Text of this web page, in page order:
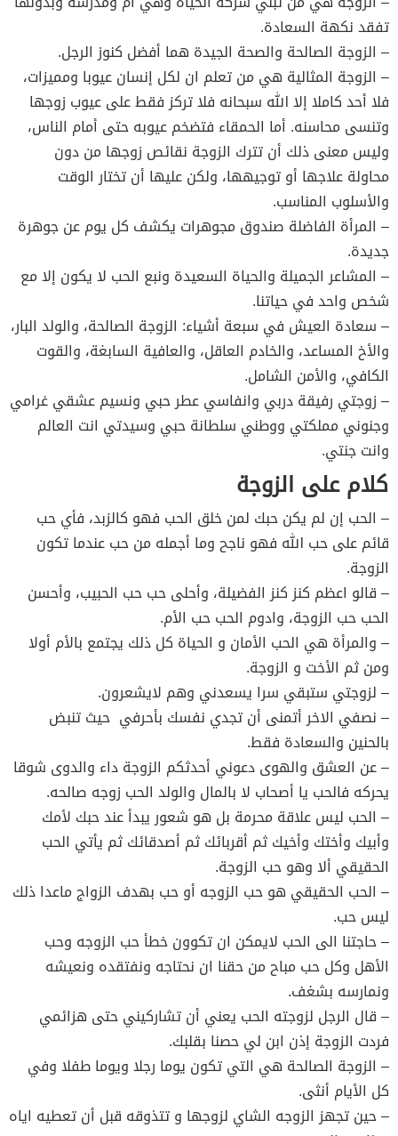
تفقد نكهة السعادة.
– الزوجة الصالحة والصحة الجيدة هما أفضل كنوز الرجل.
– الزوجة المثالية هي من تعلم ان لكل إنسان عيوبا ومميزات،
فلا أحد كاملا إلا الله سبحانه فلا تركز فقط على عيوب زوجها
وتنسى محاسنه. أما الحمقاء فتضخم عيوبه حتى أمام الناس،
وليس معنى ذلك أن تترك الزوجة نقائص زوجها من دون
محاولة علاجها أو توجيهها، ولكن عليها أن تختار الوقت
والأسلوب المناسب.
– المرأة الفاضلة صندوق مجوهرات يكشف كل يوم عن جوهرة
جديدة.
– المشاعر الجميلة والحياة السعيدة ونبع الحب لا يكون إلا مع
شخص واحد في حياتنا.
– سعادة العيش في سبعة أشياء: الزوجة الصالحة، والولد البار،
والأخ المساعد، والخادم العاقل، والعافية السابغة، والقوت
الكافي، والأمن الشامل.
– زوجتي رفيقة دربي وانفاسي عطر حبي ونسيم عشقي غرامي
وجنوني مملكتي ووطني سلطانة حبي وسيدتي انت العالم
وانت جنتي.
كلام على الزوجة
– الحب إن لم يكن حبك لمن خلق الحب فهو كالزبد، فأي حب
قائم على حب الله فهو ناجح وما أجمله من حب عندما تكون
الزوجة.
– قالو اعظم كنز كنز الفضيلة، وأحلى حب حب الحبيب، وأحسن
الحب حب الزوجة، وادوم الحب حب الأم.
– والمرأة هي الحب الأمان و الحياة كل ذلك يجتمع بالأم أولا
ومن ثم الأخت و الزوجة.
– لزوجتي ستبقي سرا يسعدني وهم لايشعرون.
– نصفي الاخر أتمنى أن تجدي نفسك بأحرفي حيث تنبض
بالحنين والسعادة فقط.
– عن العشق والهوى دعوني أحدثكم الزوجة داء والدوى شوقا
يحركه فالحب يا أصحاب لا بالمال والولد الحب زوجه صالحه.
– الحب ليس علاقة محرمة بل هو شعور يبدأ عند حبك لأمك
وأبيك وأختك وأخيك ثم أقربائك ثم أصدقائك ثم يأتي الحب
الحقيقي ألا وهو حب الزوجة.
– الحب الحقيقي هو حب الزوجه أو حب بهدف الزواج ماعدا ذلك
ليس حب.
– حاجتنا الى الحب لايمكن ان تكوون خطأ حب الزوجه وحب
الأهل وكل حب مباح من حقنا ان نحتاجه ونفتقده ونعيشه
ونمارسه بشغف.
– قال الرجل لزوجته الحب يعني أن تشاركيني حتى هزائمي
فردت الزوجة إذن ابن لي حصنا بقلبك.
– الزوجة الصالحة هي التي تكون يوما رجلا ويوما طفلا وفي
كل الأيام أنثى.
– حين تجهز الزوجه الشاي لزوجها و تتذوقه قبل أن تعطيه اياه